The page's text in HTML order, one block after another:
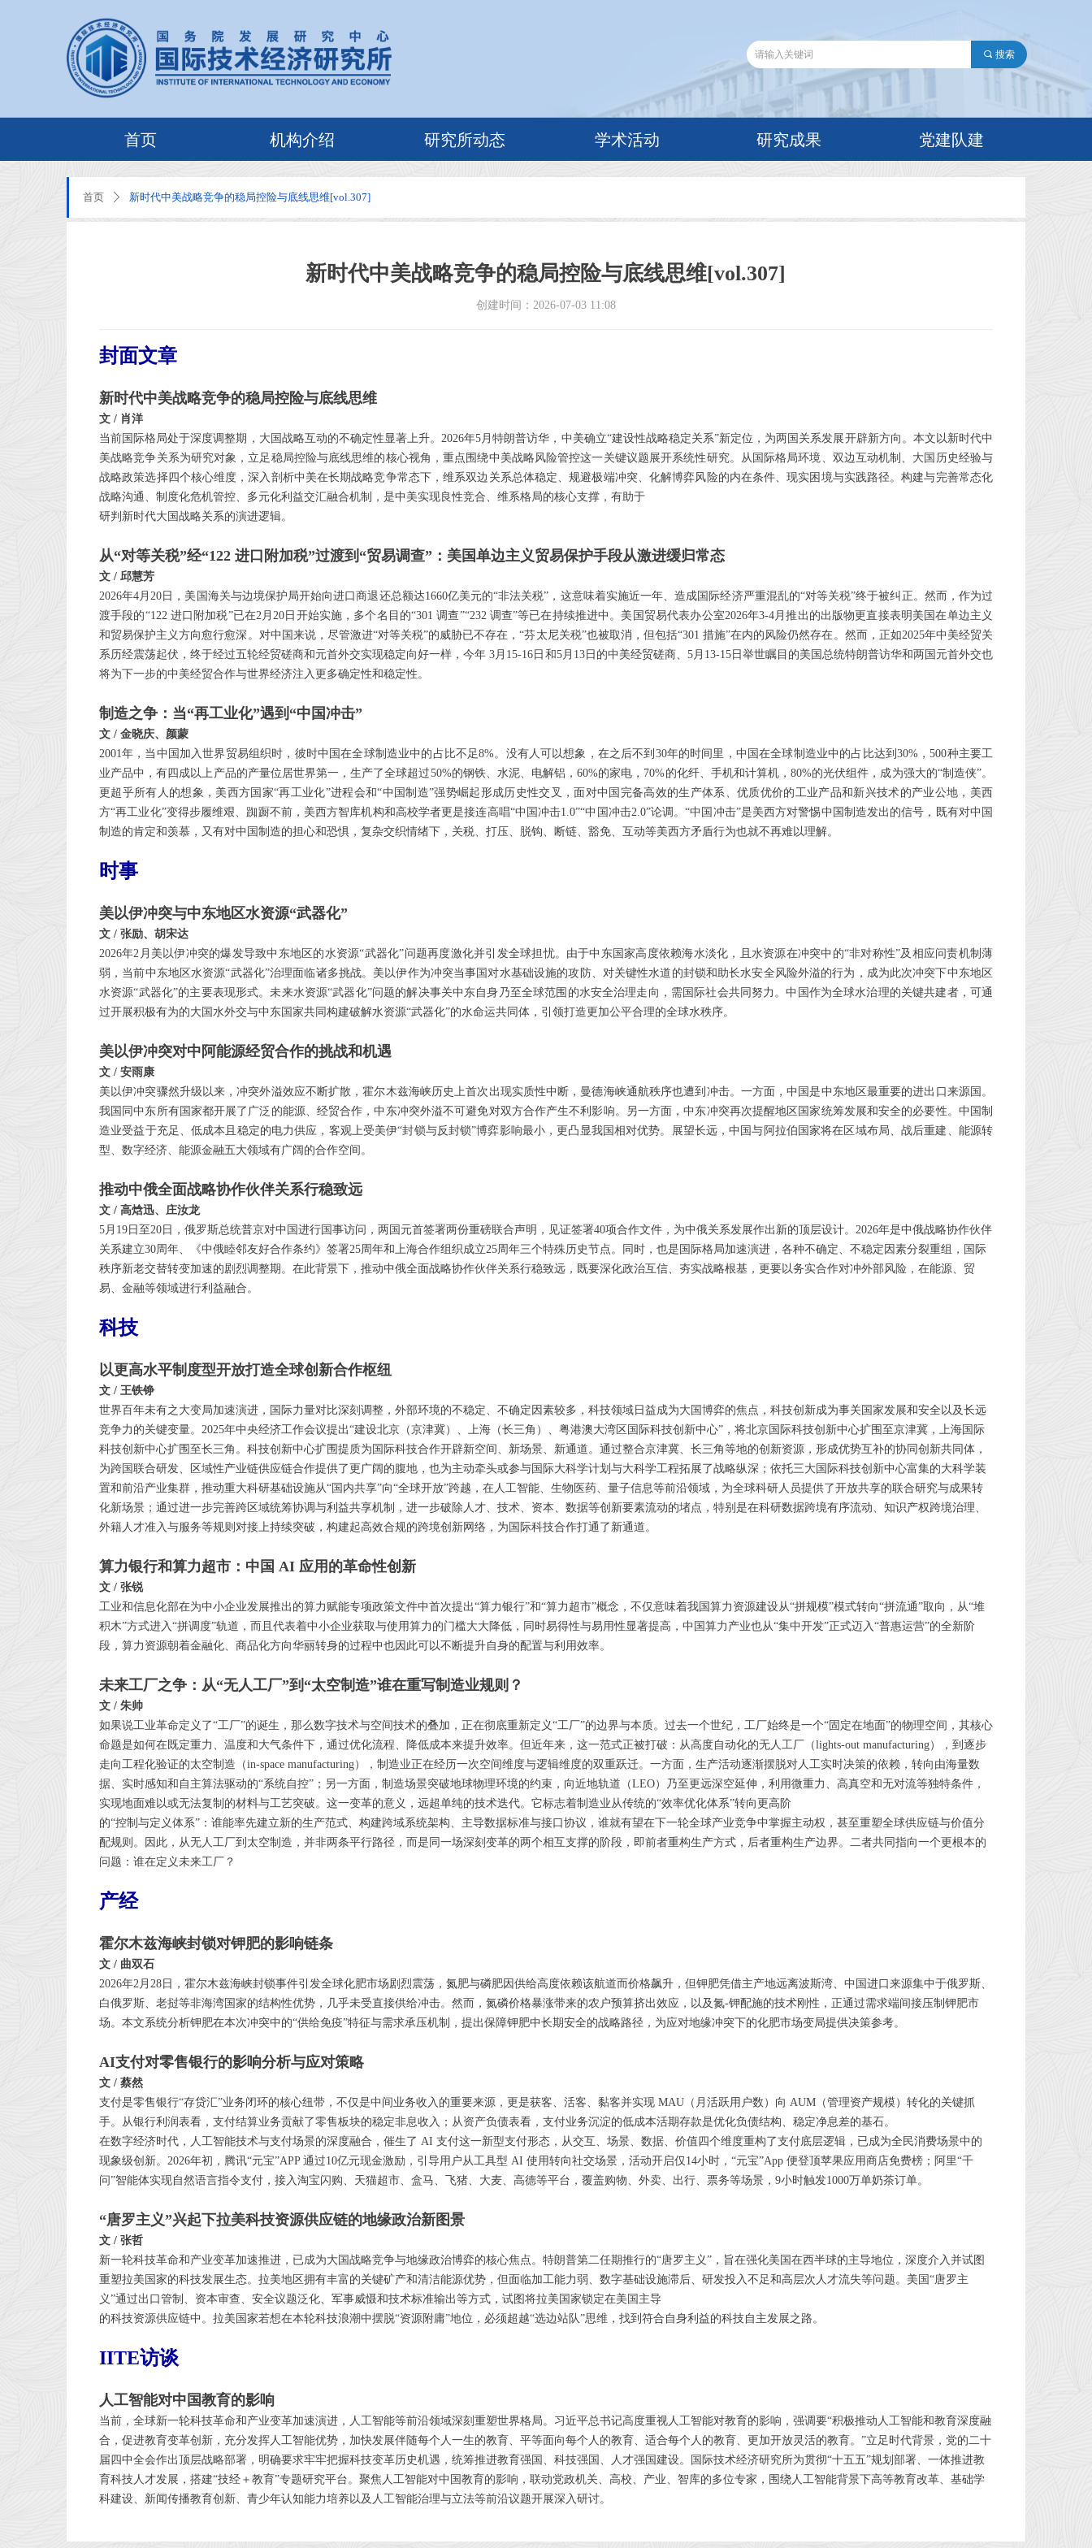
首页 机构介绍 研究所动态 学术活动 研究成果 党建队建
끠 搜索
首页 ꄲ 新时代中美战略竞争的稳局控险与底线思维[vol.307]
新时代中美战略竞争的稳局控险与底线思维[vol.307]
封面文章
新时代中美战略竞争的稳局控险与底线思维
文 / 肖洋
当前国际格局处于深度调整期，大国战略互动的不确定性显著上升。2026年5月特朗普访华，中美确立“建设性战略稳定关系”新定位，为两国关系发展开辟新方向。本文以新时代中
美战略竞争关系为研究对象，立足稳局控险与底线思维的核心视角，重点围绕中美战略风险管控这一关键议题展开系统性研究。从国际格局环境、双边互动机制、大国历史经验与
战略政策选择四个核心维度，深入剖析中美在长期战略竞争常态下，维系双边关系总体稳定、规避极端冲突、化解博弈风险的内在条件、现实困境与实践路径。构建与完善常态化
战略沟通、制度化危机管控、多元化利益交汇融合机制，是中美实现良性竞合、维系格局的核心支撑，有助于
研判新时代大国战略关系的演进逻辑。
从“对等关税”经“122 进口附加税”过渡到“贸易调查”：美国单边主义贸易保护手段从激进缓归常态
文 / 邱慧芳
2026年4月20日，美国海关与边境保护局开始向进口商退还总额达1660亿美元的“非法关税”，这意味着实施近一年、造成国际经济严重混乱的“对等关税”终于被纠正。然而，作为过
渡手段的“122 进口附加税”已在2月20日开始实施，多个名目的“301 调查”“232 调查”等已在持续推进中。美国贸易代表办公室2026年3-4月推出的出版物更直接表明美国在单边主义
和贸易保护主义方向愈行愈深。对中国来说，尽管激进“对等关税”的威胁已不存在，“芬太尼关税”也被取消，但包括“301 措施”在内的风险仍然存在。然而，正如2025年中美经贸关
系历经震荡起伏，终于经过五轮经贸磋商和元首外交实现稳定向好一样，今年 3月15-16日和5月13日的中美经贸磋商、5月13-15日举世瞩目的美国总统特朗普访华和两国元首外交也
将为下一步的中美经贸合作与世界经济注入更多确定性和稳定性。
制造之争：当“再工业化”遇到“中国冲击”
文 / 金晓庆、颜蒙
2001年，当中国加入世界贸易组织时，彼时中国在全球制造业中的占比不足8%。没有人可以想象，在之后不到30年的时间里，中国在全球制造业中的占比达到30%，500种主要工
业产品中，有四成以上产品的产量位居世界第一，生产了全球超过50%的钢铁、水泥、电解铝，60%的家电，70%的化纤、手机和计算机，80%的光伏组件，成为强大的“制造侠”。
更超乎所有人的想象，美西方国家“再工业化”进程会和“中国制造”强势崛起形成历史性交叉，面对中国完备高效的生产体系、优质优价的工业产品和新兴技术的产业公地，美西
方“再工业化”变得步履维艰、踟蹰不前，美西方智库机构和高校学者更是接连高唱“中国冲击1.0”“中国冲击2.0”论调。“中国冲击”是美西方对警惕中国制造发出的信号，既有对中国
制造的肯定和羡慕，又有对中国制造的担心和恐惧，复杂交织情绪下，关税、打压、脱钩、断链、豁免、互动等美西方矛盾行为也就不再难以理解。
时事
美以伊冲突与中东地区水资源“武器化”
文 / 张励、胡宋达
2026年2月美以伊冲突的爆发导致中东地区的水资源“武器化”问题再度激化并引发全球担忧。由于中东国家高度依赖海水淡化，且水资源在冲突中的“非对称性”及相应问责机制薄
弱，当前中东地区水资源“武器化”治理面临诸多挑战。美以伊作为冲突当事国对水基础设施的攻防、对关键性水道的封锁和助长水安全风险外溢的行为，成为此次冲突下中东地区
水资源“武器化”的主要表现形式。未来水资源“武器化”问题的解决事关中东自身乃至全球范围的水安全治理走向，需国际社会共同努力。中国作为全球水治理的关键共建者，可通
过开展积极有为的大国水外交与中东国家共同构建破解水资源“武器化”的水命运共同体，引领打造更加公平合理的全球水秩序。
美以伊冲突对中阿能源经贸合作的挑战和机遇
文 / 安雨康
美以伊冲突骤然升级以来，冲突外溢效应不断扩散，霍尔木兹海峡历史上首次出现实质性中断，曼德海峡通航秩序也遭到冲击。一方面，中国是中东地区最重要的进出口来源国。
我国同中东所有国家都开展了广泛的能源、经贸合作，中东冲突外溢不可避免对双方合作产生不利影响。另一方面，中东冲突再次提醒地区国家统筹发展和安全的必要性。中国制
造业受益于充足、低成本且稳定的电力供应，客观上受美伊“封锁与反封锁”博弈影响最小，更凸显我国相对优势。展望长远，中国与阿拉伯国家将在区域布局、战后重建、能源转
型、数字经济、能源金融五大领域有广阔的合作空间。
推动中俄全面战略协作伙伴关系行稳致远
文 / 高焓迅、庄汝龙
5月19日至20日，俄罗斯总统普京对中国进行国事访问，两国元首签署两份重磅联合声明，见证签署40项合作文件，为中俄关系发展作出新的顶层设计。2026年是中俄战略协作伙伴
关系建立30周年、《中俄睦邻友好合作条约》签署25周年和上海合作组织成立25周年三个特殊历史节点。同时，也是国际格局加速演进，各种不确定、不稳定因素分裂重组，国际
秩序新老交替转变加速的剧烈调整期。在此背景下，推动中俄全面战略协作伙伴关系行稳致远，既要深化政治互信、夯实战略根基，更要以务实合作对冲外部风险，在能源、贸
易、金融等领域进行利益融合。
科技
以更高水平制度型开放打造全球创新合作枢纽
文 / 王铁铮
世界百年未有之大变局加速演进，国际力量对比深刻调整，外部环境的不稳定、不确定因素较多，科技领域日益成为大国博弈的焦点，科技创新成为事关国家发展和安全以及长远
竞争力的关键变量。2025年中央经济工作会议提出“建设北京（京津冀）、上海（长三角）、粤港澳大湾区国际科技创新中心”，将北京国际科技创新中心扩围至京津冀，上海国际
科技创新中心扩围至长三角。科技创新中心扩围提质为国际科技合作开辟新空间、新场景、新通道。通过整合京津冀、长三角等地的创新资源，形成优势互补的协同创新共同体，
为跨国联合研发、区域性产业链供应链合作提供了更广阔的腹地，也为主动牵头或参与国际大科学计划与大科学工程拓展了战略纵深；依托三大国际科技创新中心富集的大科学装
置和前沿产业集群，推动重大科研基础设施从“国内共享”向“全球开放”跨越，在人工智能、生物医药、量子信息等前沿领域，为全球科研人员提供了开放共享的联合研究与成果转
化新场景；通过进一步完善跨区域统筹协调与利益共享机制，进一步破除人才、技术、资本、数据等创新要素流动的堵点，特别是在科研数据跨境有序流动、知识产权跨境治理、
外籍人才准入与服务等规则对接上持续突破，构建起高效合规的跨境创新网络，为国际科技合作打通了新通道。
算力银行和算力超市：中国 AI 应用的革命性创新
文 / 张锐
工业和信息化部在为中小企业发展推出的算力赋能专项政策文件中首次提出“算力银行”和“算力超市”概念，不仅意味着我国算力资源建设从“拼规模”模式转向“拼流通”取向，从“堆
积木”方式进入“拼调度”轨道，而且代表着中小企业获取与使用算力的门槛大大降低，同时易得性与易用性显著提高，中国算力产业也从“集中开发”正式迈入“普惠运营”的全新阶
段，算力资源朝着金融化、商品化方向华丽转身的过程中也因此可以不断提升自身的配置与利用效率。
未来工厂之争：从“无人工厂”到“太空制造”谁在重写制造业规则？
文 / 朱帅
如果说工业革命定义了“工厂”的诞生，那么数字技术与空间技术的叠加，正在彻底重新定义“工厂”的边界与本质。过去一个世纪，工厂始终是一个“固定在地面”的物理空间，其核心
命题是如何在既定重力、温度和大气条件下，通过优化流程、降低成本来提升效率。但近年来，这一范式正被打破：从高度自动化的无人工厂（lights-out manufacturing），到逐步
走向工程化验证的太空制造（in-space manufacturing），制造业正在经历一次空间维度与逻辑维度的双重跃迁。一方面，生产活动逐渐摆脱对人工实时决策的依赖，转向由海量数
据、实时感知和自主算法驱动的“系统自控”；另一方面，制造场景突破地球物理环境的约束，向近地轨道（LEO）乃至更远深空延伸，利用微重力、高真空和无对流等独特条件，
实现地面难以或无法复制的材料与工艺突破。这一变革的意义，远超单纯的技术迭代。它标志着制造业从传统的“效率优化体系”转向更高阶
的“控制与定义体系”：谁能率先建立新的生产范式、构建跨域系统架构、主导数据标准与接口协议，谁就有望在下一轮全球产业竞争中掌握主动权，甚至重塑全球供应链与价值分
配规则。因此，从无人工厂到太空制造，并非两条平行路径，而是同一场深刻变革的两个相互支撑的阶段，即前者重构生产方式，后者重构生产边界。二者共同指向一个更根本的
问题：谁在定义未来工厂？
产经
霍尔木兹海峡封锁对钾肥的影响链条
文 / 曲双石
2026年2月28日，霍尔木兹海峡封锁事件引发全球化肥市场剧烈震荡，氮肥与磷肥因供给高度依赖该航道而价格飙升，但钾肥凭借主产地远离波斯湾、中国进口来源集中于俄罗斯、
白俄罗斯、老挝等非海湾国家的结构性优势，几乎未受直接供给冲击。然而，氮磷价格暴涨带来的农户预算挤出效应，以及氮-钾配施的技术刚性，正通过需求端间接压制钾肥市
场。本文系统分析钾肥在本次冲突中的“供给免疫”特征与需求承压机制，提出保障钾肥中长期安全的战略路径，为应对地缘冲突下的化肥市场变局提供决策参考。
AI支付对零售银行的影响分析与应对策略
文 / 蔡然
支付是零售银行“存贷汇”业务闭环的核心纽带，不仅是中间业务收入的重要来源，更是获客、活客、黏客并实现 MAU（月活跃用户数）向 AUM（管理资产规模）转化的关键抓
手。从银行利润表看，支付结算业务贡献了零售板块的稳定非息收入；从资产负债表看，支付业务沉淀的低成本活期存款是优化负债结构、稳定净息差的基石。
在数字经济时代，人工智能技术与支付场景的深度融合，催生了 AI 支付这一新型支付形态，从交互、场景、数据、价值四个维度重构了支付底层逻辑，已成为全民消费场景中的
现象级创新。2026年初，腾讯“元宝”APP 通过10亿元现金激励，引导用户从工具型 AI 使用转向社交场景，活动开启仅14小时，“元宝”App 便登顶苹果应用商店免费榜；阿里“千
问”智能体实现自然语言指令支付，接入淘宝闪购、天猫超市、盒马、飞猪、大麦、高德等平台，覆盖购物、外卖、出行、票务等场景，9小时触发1000万单奶茶订单。
“唐罗主义”兴起下拉美科技资源供应链的地缘政治新图景
文 / 张哲
新一轮科技革命和产业变革加速推进，已成为大国战略竞争与地缘政治博弈的核心焦点。特朗普第二任期推行的“唐罗主义”，旨在强化美国在西半球的主导地位，深度介入并试图
重塑拉美国家的科技发展生态。拉美地区拥有丰富的关键矿产和清洁能源优势，但面临加工能力弱、数字基础设施滞后、研发投入不足和高层次人才流失等问题。美国“唐罗主
义”通过出口管制、资本审查、安全议题泛化、军事威慑和技术标准输出等方式，试图将拉美国家锁定在美国主导
的科技资源供应链中。拉美国家若想在本轮科技浪潮中摆脱“资源附庸”地位，必须超越“选边站队”思维，找到符合自身利益的科技自主发展之路。
IITE访谈
人工智能对中国教育的影响
当前，全球新一轮科技革命和产业变革加速演进，人工智能等前沿领域深刻重塑世界格局。习近平总书记高度重视人工智能对教育的影响，强调要“积极推动人工智能和教育深度融
合，促进教育变革创新，充分发挥人工智能优势，加快发展伴随每个人一生的教育、平等面向每个人的教育、适合每个人的教育、更加开放灵活的教育。”立足时代背景，党的二十
届四中全会作出顶层战略部署，明确要求牢牢把握科技变革历史机遇，统筹推进教育强国、科技强国、人才强国建设。国际技术经济研究所为贯彻“十五五”规划部署、一体推进教
育科技人才发展，搭建“技经＋教育”专题研究平台。聚焦人工智能对中国教育的影响，联动党政机关、高校、产业、智库的多位专家，围绕人工智能背景下高等教育改革、基础学
科建设、新闻传播教育创新、青少年认知能力培养以及人工智能治理与立法等前沿议题开展深入研讨。
创建时间： 2026-07-03 11:08